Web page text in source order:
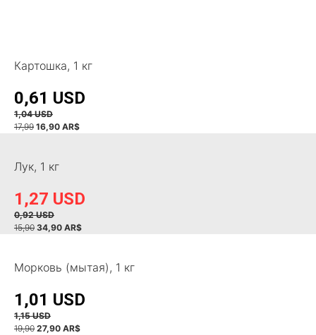
Картошка, 1 кг
0,61 USD
1,04 USD
17,99 16,90 AR$
Лук, 1 кг
1,27 USD
0,92 USD
15,90 34,90 AR$
Морковь (мытая), 1 кг
1,01 USD
1,15 USD
19,90 27,90 AR$